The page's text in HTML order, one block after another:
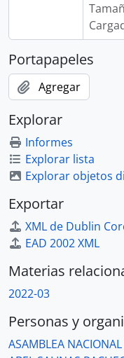
Portapapeles
Agregar
Explorar
Informes
Explorar lista
Explorar objetos
Exportar
XML de Dublin
EAD 2002 XML
Materias
2022-03
Personas y
ASAMBLEA